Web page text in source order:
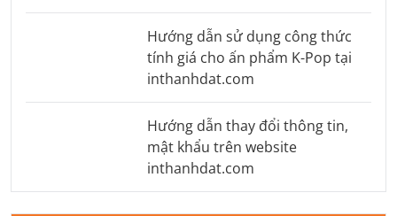
Hướng dẫn sử dụng công thức
tính giá cho ấn phẩm K-Pop tại
inthanhdat.com
Hướng dẫn thay đổi thông tin,
mật khẩu trên website
inthanhdat.com